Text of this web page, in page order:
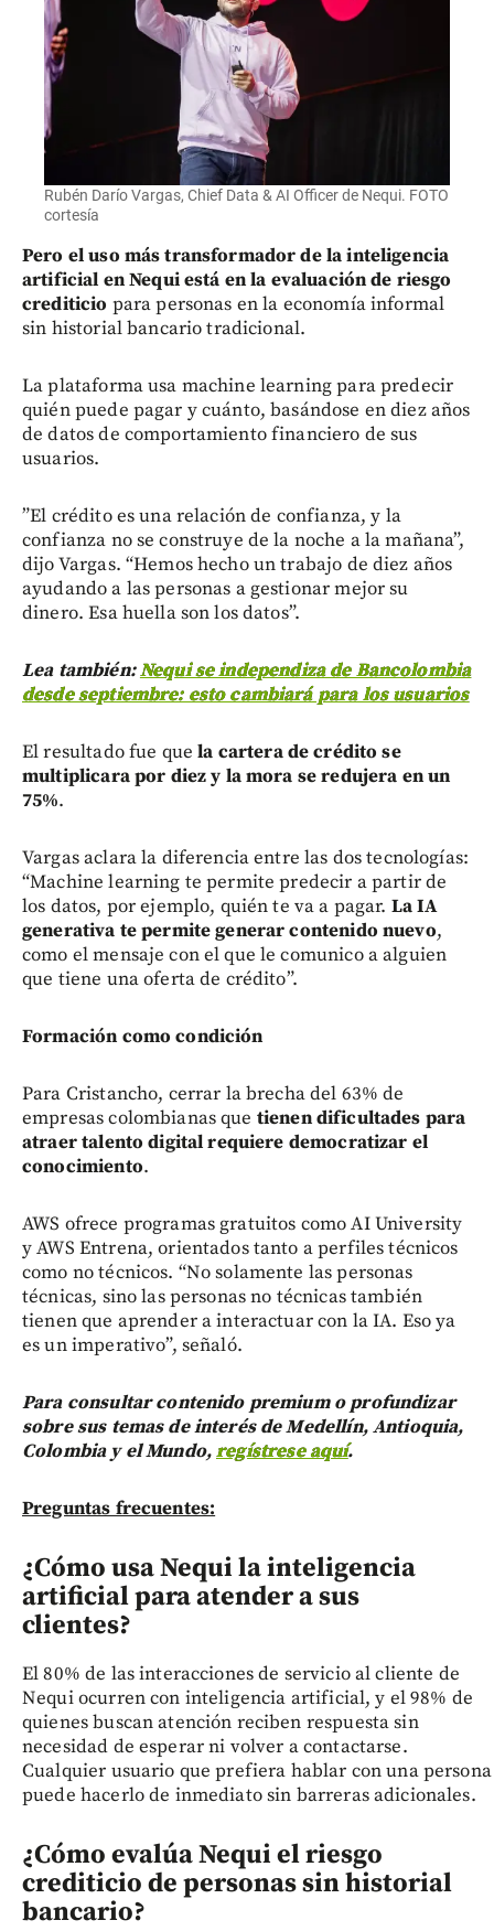
Rubén Darío Vargas, Chief Data & AI Officer de Nequi. FOTO
cortesía
Pero el uso más transformador de la inteligencia
artificial en Nequi está en la evaluación de riesgo
crediticio para personas en la economía informal
sin historial bancario tradicional.
La plataforma usa machine learning para predecir
quién puede pagar y cuánto, basándose en diez años
de datos de comportamiento financiero de sus
usuarios.
”El crédito es una relación de confianza, y la
confianza no se construye de la noche a la mañana”,
dijo Vargas. “Hemos hecho un trabajo de diez años
ayudando a las personas a gestionar mejor su
dinero. Esa huella son los datos”.
Lea también:Nequi se independiza de Bancolombia
desde septiembre: esto cambiará para los usuarios
El resultado fue quela cartera de crédito se
multiplicara por diez y la mora se redujera en un
75%.
Vargas aclara la diferencia entre las dos tecnologías:
“Machine learning te permite predecir a partir de
los datos, por ejemplo, quién te va a pagar. La IA
generativa te permite generar contenido nuevo,
como el mensaje con el que le comunico a alguien
que tiene una oferta de crédito”.
Formación como condición
Para Cristancho, cerrar la brecha del 63% de
empresas colombianas que tienen dificultades para
atraer talento digital requiere democratizar el
conocimiento.
AWS ofrece programas gratuitos como AI University
y AWS Entrena, orientados tanto a perfiles técnicos
como no técnicos. “No solamente las personas
técnicas, sino las personas no técnicas también
tienen que aprender a interactuar con la IA. Eso ya
es un imperativo”, señaló.
Para consultar contenido premium o profundizar
sobre sus temas de interés de Medellín, Antioquia,
Colombia y el Mundo,regístrese aquí.
Preguntas frecuentes:
¿Cómo usa Nequi la inteligencia
artificial para atender a sus
clientes?
El 80% de las interacciones de servicio al cliente de
Nequi ocurren con inteligencia artificial, y el 98% de
quienes buscan atención reciben respuesta sin
necesidad de esperar ni volver a contactarse.
Cualquier usuario que prefiera hablar con una persona
puede hacerlo de inmediato sin barreras adicionales.
¿Cómo evalúa Nequi el riesgo
crediticio de personas sin historial
bancario?